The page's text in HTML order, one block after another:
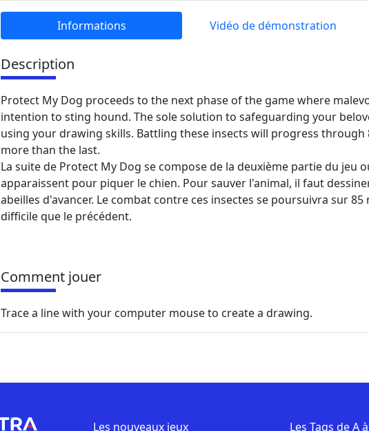
Informations Vidéo de démonstration
Description
Protect My Dog proceeds to the next phase of the game where
intention to sting hound. The sole solution to safeguarding your
using your drawing skills. Battling these insects will progress through
more than the last.
La suite de Protect My Dog se compose de la deuxième partie du jeu
apparaissent pour piquer le chien. Pour sauver l'animal, il faut
abeilles d'avancer. Le combat contre ces insectes se poursuivra sur
difficile que le précédent.
Comment jouer
Trace a line with your computer mouse to create a drawing.
Les nouveaux jeux Les Tags de A